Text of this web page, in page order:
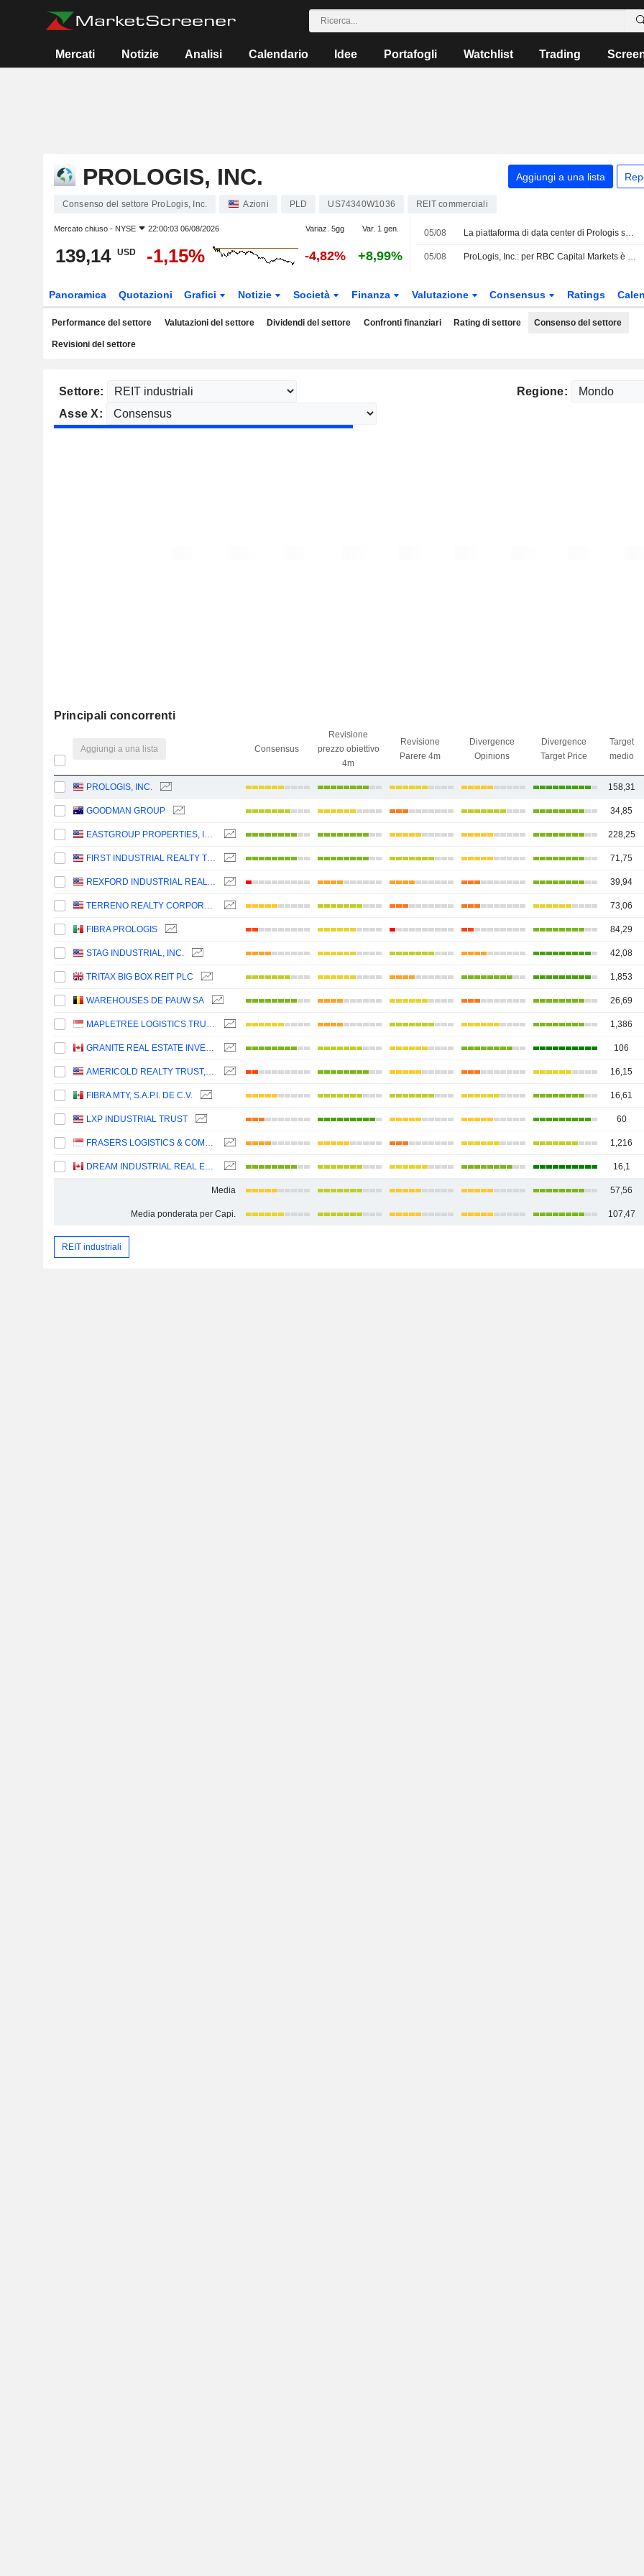
Mercati Notizie Analisi Calendario Idee Portafogli Watchlist Trading
PROLOGIS, INC. Aggiungi a una lista
Consenso del settore ProLogis, Inc. Azioni PLD US74340W1036 REIT commerciali
Mercato chiuso - NYSE 22:00:03 06/08/2026 Variaz. 5gg Var. 1 gen.
139,14 USD -1,15% -4,82% +8,99%
05/08 La piattaforma di data center di Prologis spinge al rialzo le stime, secondo RBC
05/08 ProLogis, Inc.: per RBC Capital Markets è Buy
Panoramica Quotazioni Grafici Notizie Società Finanza Valutazione Consensus Ratings
Performance del settore Valutazioni del settore Dividendi del settore Confronti finanziari Rating di settore Consenso del settore
Revisioni del settore
Settore:
Regione:
Asse X:
Principali concorrenti
Aggiungi a una lista Consensus
Revisione
prezzo obiettivo
4m
Revisione
Parere 4m
Divergence
Opinions
Divergence
Target Price
Target
medio
PROLOGIS, INC. 158,31
GOODMAN GROUP 34,85
EASTGROUP PROPERTIES, INC. 228,25
FIRST INDUSTRIAL REALTY TRUST, INC. 71,75
REXFORD INDUSTRIAL REALTY, INC. 39,94
TERRENO REALTY CORPORATION 73,06
FIBRA PROLOGIS 84,29
STAG INDUSTRIAL, INC. 42,08
TRITAX BIG BOX REIT PLC 1,853
WAREHOUSES DE PAUW SA 26,69
MAPLETREE LOGISTICS TRUST 1,386
GRANITE REAL ESTATE INVESTMENT TRUST 106
AMERICOLD REALTY TRUST, INC. 16,15
FIBRA MTY, S.A.P.I. DE C.V. 16,61
LXP INDUSTRIAL TRUST 60
FRASERS LOGISTICS & COMMERCIAL TRUST 1,216
DREAM INDUSTRIAL REAL ESTATE INVESTMENT TRUST 16,1
Media 57,56
Media ponderata per Capi. 107,47
REIT industriali